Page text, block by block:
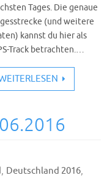
Tages. Die genaue
(und weitere
kannst du hier als
Track betrachten.…
, Deutschland 2016,